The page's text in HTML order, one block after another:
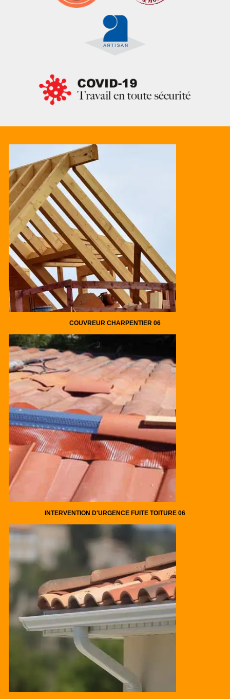
COUVREUR CHARPENTIER 06
INTERVENTION D'URGENCE FUITE TOITURE 06